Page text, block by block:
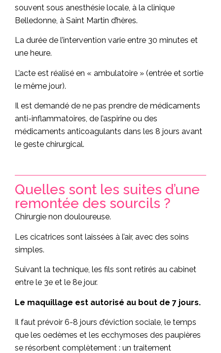
souvent sous anesthésie locale, à la clinique
Belledonne, à Saint Martin d’hères.
La durée de l’intervention varie entre 30 minutes et
une heure.
L’acte est réalisé en « ambulatoire » (entrée et sortie
le même jour).
Il est demandé de ne pas prendre de médicaments
anti-inflammatoires, de l’aspirine ou des
médicaments anticoagulants dans les 8 jours avant
le geste chirurgical.
Quelles sont les suites d’une
remontée des sourcils ?
Chirurgie non douloureuse.
Les cicatrices sont laissées à l’air, avec des soins
simples.
Suivant la technique, les fils sont retirés au cabinet
entre le 3e et le 8e jour.
Le maquillage est autorisé au bout de 7 jours.
Il faut prévoir 6-8 jours d’éviction sociale, le temps
que les oedèmes et les ecchymoses des paupières
se résorbent complètement : un traitement